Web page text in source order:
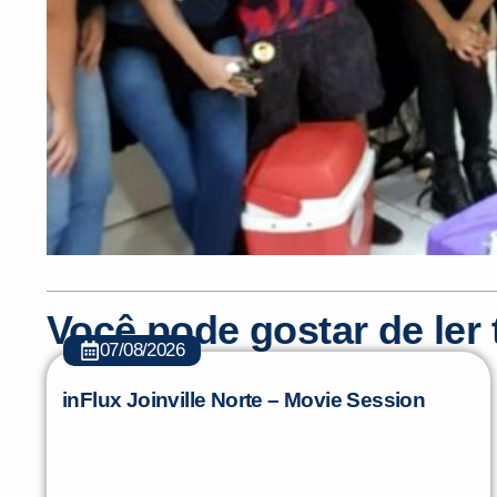
Você pode gostar de ler
07/08/2026
inFlux Joinville Norte – Movie Session